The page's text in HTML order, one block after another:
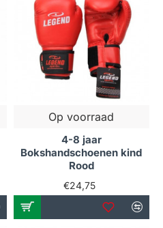
Op voorraad
4-8 jaar
Bokshandschoenen kind
Rood
€24,75